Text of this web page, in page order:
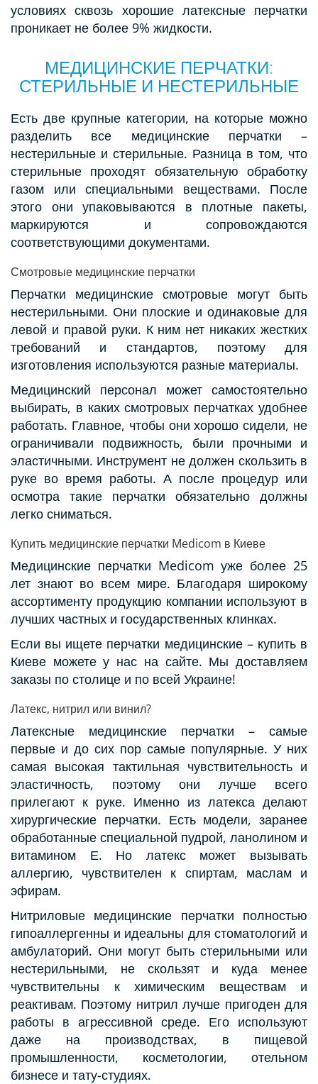
условиях сквозь хорошие латексные перчатки
проникает не более 9% жидкости.
МЕДИЦИНСКИЕ ПЕРЧАТКИ:
СТЕРИЛЬНЫЕ И НЕСТЕРИЛЬНЫЕ
Есть две крупные категории, на которые можно
разделить все медицинские перчатки –
нестерильные и стерильные. Разница в том, что
стерильные проходят обязательную обработку
газом или специальными веществами. После
этого они упаковываются в плотные пакеты,
маркируются и сопровождаются
соответствующими документами.
Смотровые медицинские перчатки
Перчатки медицинские смотровые могут быть
нестерильными. Они плоские и одинаковые для
левой и правой руки. К ним нет никаких жестких
требований и стандартов, поэтому для
изготовления используются разные материалы.
Медицинский персонал может самостоятельно
выбирать, в каких смотровых перчатках удобнее
работать. Главное, чтобы они хорошо сидели, не
ограничивали подвижность, были прочными и
эластичными. Инструмент не должен скользить в
руке во время работы. А после процедур или
осмотра такие перчатки обязательно должны
легко сниматься.
Купить медицинские перчатки Medicom в Киеве
Медицинские перчатки Medicom уже более 25
лет знают во всем мире. Благодаря широкому
ассортименту продукцию компании используют в
лучших частных и государственных клинках.
Если вы ищете перчатки медицинские – купить в
Киеве можете у нас на сайте. Мы доставляем
заказы по столице и по всей Украине!
Латекс, нитрил или винил?
Латексные медицинские перчатки – самые
первые и до сих пор самые популярные. У них
самая высокая тактильная чувствительность и
эластичность, поэтому они лучше всего
прилегают к руке. Именно из латекса делают
хирургические перчатки. Есть модели, заранее
обработанные специальной пудрой, ланолином и
витамином Е. Но латекс может вызывать
аллергию, чувствителен к спиртам, маслам и
эфирам.
Нитриловые медицинские перчатки полностью
гипоаллергенны и идеальны для стоматологий и
амбулаторий. Они могут быть стерильными или
нестерильными, не скользят и куда менее
чувствительны к химическим веществам и
реактивам. Поэтому нитрил лучше пригоден для
работы в агрессивной среде. Его используют
даже на производствах, в пищевой
промышленности, косметологии, отельном
бизнесе и тату-студиях.